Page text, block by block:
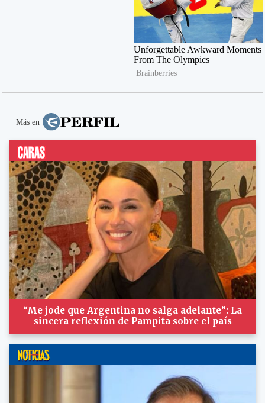
Más en
“Me jode que Argentina no salga adelante”: La
sincera reflexión de Pampita sobre el país